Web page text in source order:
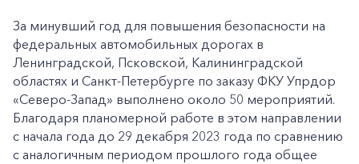
За минувший год для повышения безопасности на
федеральных автомобильных дорогах в
Ленинградской, Псковской, Калининградской
областях и Санкт-Петербурге по заказу ФКУ Упрдор
«Северо-Запад» выполнено около 50 мероприятий.
Благодаря планомерной работе в этом направлении
с начала года до 29 декабря 2023 года по сравнению
с аналогичным периодом прошлого года общее